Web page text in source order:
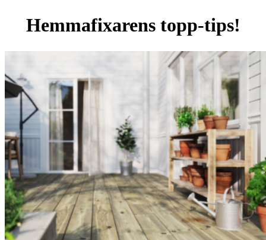
Hemmafixarens topp-tips!